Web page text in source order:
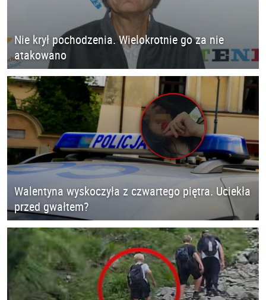
Nie krył pochodzenia. Wielokrotnie go za nie
atakowano
Walentyna wyskoczyła z czwartego piętra. Uciekła
przed gwałtem?